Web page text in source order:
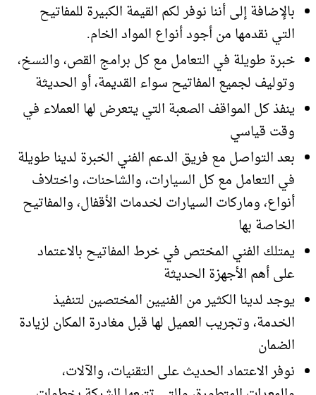
بالإضافة إلى أننا نوفر لكم القيمة الكبيرة للمفاتيح
التي نقدمها من أجود أنواع المواد الخام.
خبرة طويلة في التعامل مع كل برامج القص، والنسخ،
وتوليف لجميع المفاتيح سواء القديمة، أو الحديثة
ينفذ كل المواقف الصعبة التي يتعرض لها العملاء في
وقت قياسي
بعد التواصل مع فريق الدعم الفني الخبرة لدينا طويلة
في التعامل مع كل السيارات، والشاحنات، واختلاف
أنواع، وماركات السيارات لخدمات الأقفال، والمفاتيح
الخاصة بها
يمتلك الفني المختص في خرط المفاتيح بالاعتماد
على أهم الأجهزة الحديثة
يوجد لدينا الكثير من الفنيين المختصين لتنفيذ
الخدمة، وتجريب العميل لها قبل مغادرة المكان لزيادة
الضمان
نوفر الاعتماد الحديث على التقنيات، والآلات،